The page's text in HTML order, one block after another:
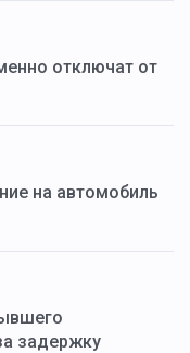
отключат от
на автомобиль
задержку